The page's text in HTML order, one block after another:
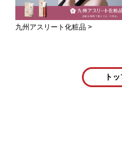
九州アスリート化粧品 >
ト